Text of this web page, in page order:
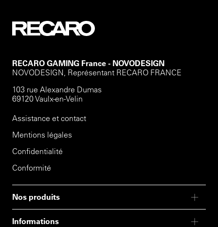
RECARO GAMING France - NOVODESIGN
NOVODESIGN, Représentant RECARO FRANCE
103 rue Alexandre Dumas
69120 Vaulx-en-Velin
Assistance et contact
Mentions légales
Confidentialité
Conformité
Nos produits
Informations